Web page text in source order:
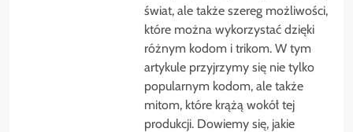
świat, ale także szereg możliwości,
które można wykorzystać dzięki
różnym kodom i trikom. W tym
artykule przyjrzymy się nie tylko
popularnym kodom, ale także
mitom, które krążą wokół tej
produkcji. Dowiemy się, jakie